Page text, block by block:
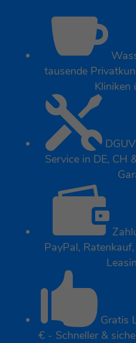

tausende
Kliniken

Service in DE, CH

PayPal,
 Gratis
€ - Schneller &